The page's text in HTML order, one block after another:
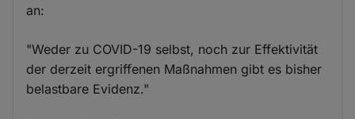
an:
"Weder zu COVID-19 selbst, noch zur Effektivität
der derzeit ergriffenen Maßnahmen gibt es bisher
belastbare Evidenz."